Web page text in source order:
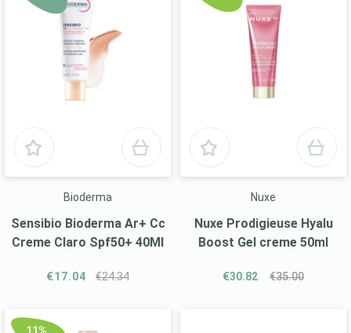
Bioderma
Sensibio Bioderma Ar+ Cc
Creme Claro Spf50+ 40Ml
€17.04 €24.34
Nuxe
Nuxe Prodigieuse Hyalu
Boost Gel creme 50ml
€30.82 €35.00